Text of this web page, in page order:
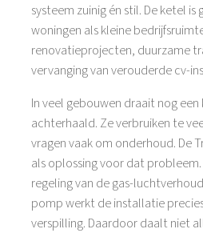
systeem zuinig én stil. De ketel
woningen als kleine
renovatieprojecten, duurzame
vervanging van verouderde cv-
In veel gebouwen draait nog
achterhaald. Ze verbruiken te
vragen vaak om onderhoud. De
als oplossing voor dat
regeling van de gas-
pomp werkt de installatie
verspilling. Daardoor daalt niet